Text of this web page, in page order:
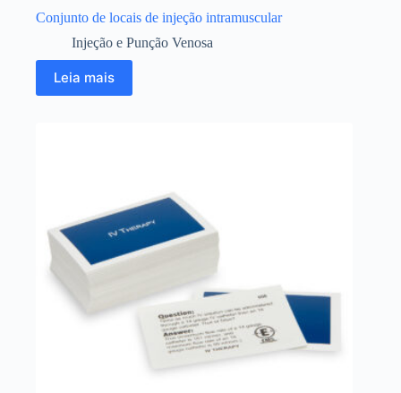
Conjunto de locais de injeção intramuscular
Injeção e Punção Venosa
Leia mais